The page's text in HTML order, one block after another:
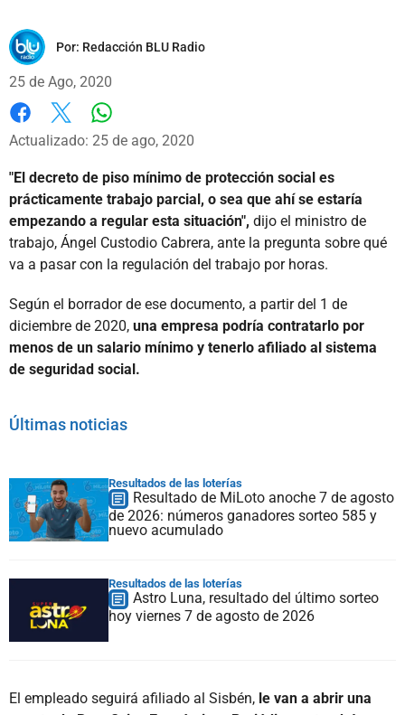
Por: Redacción BLU Radio
25 de Ago, 2020
Facebook
X
Actualizado: 25 de ago, 2020
"El decreto de piso mínimo de protección social es
prácticamente trabajo parcial, o sea que ahí se estaría
empezando a regular esta situación", dijo el ministro de
trabajo, Ángel Custodio Cabrera, ante la pregunta sobre qué
va a pasar con la regulación del trabajo por horas.
Según el borrador de ese documento, a partir del 1 de
diciembre de 2020, una empresa podría contratarlo por
menos de un salario mínimo y tenerlo afiliado al sistema
de seguridad social.
Últimas noticias
Resultados de las loterías
Resultado de MiLoto anoche 7 de agosto
de 2026: números ganadores sorteo 585 y
nuevo acumulado
Resultados de las loterías
Astro Luna, resultado del último sorteo
hoy viernes 7 de agosto de 2026
El empleado seguirá afiliado al Sisbén, le van a abrir una